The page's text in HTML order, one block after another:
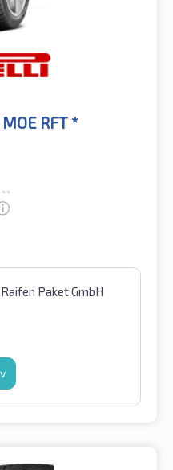
RFT *
Paket GmbH